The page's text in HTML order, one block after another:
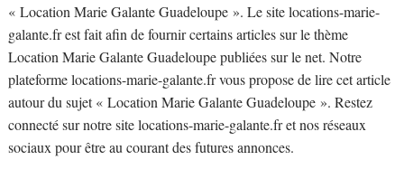
« Location Marie Galante Guadeloupe ». Le site locations-marie-
galante.fr est fait afin de fournir certains articles sur le thème
Location Marie Galante Guadeloupe publiées sur le net. Notre
plateforme locations-marie-galante.fr vous propose de lire cet article
autour du sujet « Location Marie Galante Guadeloupe ». Restez
connecté sur notre site locations-marie-galante.fr et nos réseaux
sociaux pour être au courant des futures annonces.